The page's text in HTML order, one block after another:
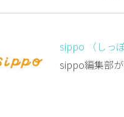
sippo （しっぽ
sippo編集部